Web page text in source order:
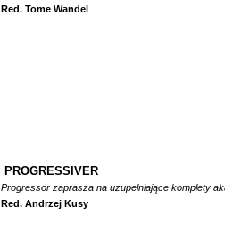
Red. Tome Wandel
PROGRESSIVER
Progressor zaprasza na uzupełniające komplety
Red. Andrzej Kusy